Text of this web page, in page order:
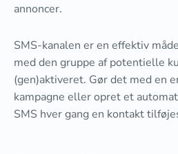
annoncer.
SMS-kanalen er en effektiv
med den gruppe af potentielle
(gen)aktiveret. Gør det med en
kampagne eller opret et
SMS hver gang en kontakt